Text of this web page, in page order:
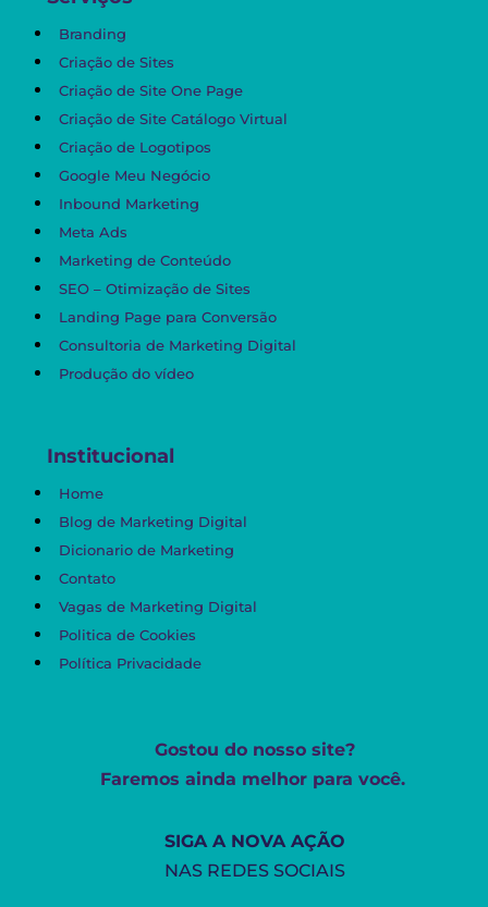
Branding
Criação de Sites
Criação de Site One Page
Criação de Site Catálogo Virtual
Criação de Logotipos
Google Meu Negócio
Inbound Marketing
Meta Ads
Marketing de Conteúdo
SEO – Otimização de Sites
Landing Page para Conversão
Consultoria de Marketing Digital
Produção do vídeo
Institucional
Home
Blog de Marketing Digital
Dicionario de Marketing
Contato
Vagas de Marketing Digital
Politica de Cookies
Política Privacidade
Gostou do nosso site?
Faremos ainda melhor para você.
SIGA A NOVA AÇÃO
NAS REDES SOCIAIS